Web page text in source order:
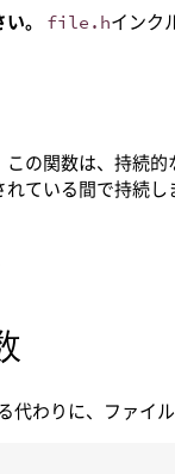
。
file.hインク
の関数は、持続
ている間で持続し
代わりに、ファイ